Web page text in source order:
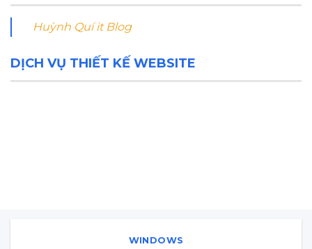
Huỳnh Quí it Blog
DỊCH VỤ THIẾT KẾ WEBSITE
WINDOWS